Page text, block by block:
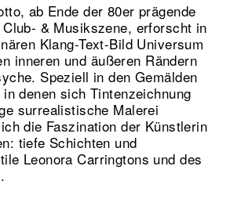
ab Ende der 80er prägende
& Musikszene, erforscht in
Klang-Text-Bild Universum
inneren und äußeren Rändern
Speziell in den Gemälden
denen sich Tintenzeichnung
surrealistische Malerei
die Faszination der Künstlerin
tiefe Schichten und
Leonora Carringtons und des